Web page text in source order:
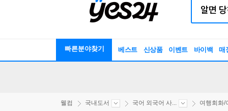
빠른분야찾기 베스트 신상품 이벤트 바이백 매
웰컴 국내도서 국어 외국어 사... 여행회화/